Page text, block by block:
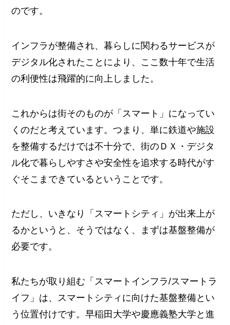
のです。
インフラが整備され、暮らしに関わるサービスが
デジタル化されたことにより、ここ数十年で生活
の利便性は飛躍的に向上しました。
これからは街そのものが「スマート」になってい
くのだと考えています。つまり、単に鉄道や施設
を整備するだけでは不十分で、街のＤＸ・デジタ
ル化で暮らしやすさや安全性を追求する時代がす
ぐそこまできているということです。
ただし、いきなり「スマートシティ」が出来上が
るかというと、そうではなく、まずは基盤整備が
必要です。
私たちが取り組む「スマートインフラ/スマートラ
イフ」は、スマートシティに向けた基盤整備とい
う位置付けです。早稲田大学や慶應義塾大学と進